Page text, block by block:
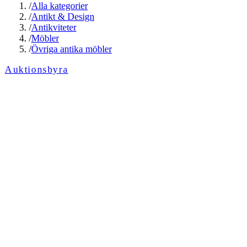
/Alla kategorier
/Antikt & Design
/Antikviteter
/Möbler
/Övriga antika möbler
Auktionsbyra